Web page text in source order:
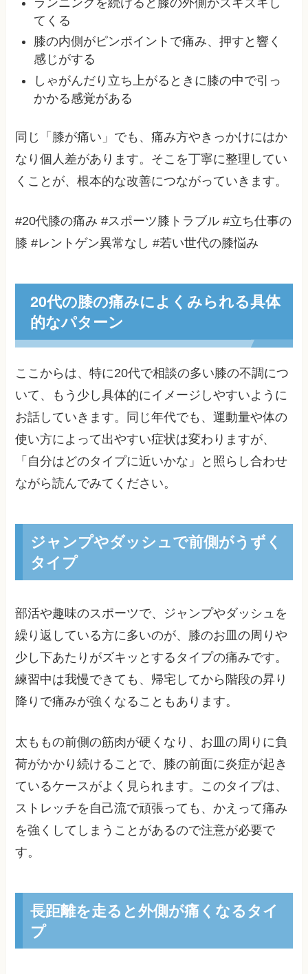
てくる
膝の内側がピンポイントで痛み、押すと響く
感じがする
しゃがんだり立ち上がるときに膝の中で引っ
かかる感覚がある
同じ「膝が痛い」でも、痛み方やきっかけにはか
なり個人差があります。そこを丁寧に整理してい
くことが、根本的な改善につながっていきます。
#20代膝の痛み #スポーツ膝トラブル #立ち仕事の
膝 #レントゲン異常なし #若い世代の膝悩み
20代の膝の痛みによくみられる具体
的なパターン
ここからは、特に20代で相談の多い膝の不調につ
いて、もう少し具体的にイメージしやすいように
お話していきます。同じ年代でも、運動量や体の
使い方によって出やすい症状は変わりますが、
「自分はどのタイプに近いかな」と照らし合わせ
ながら読んでみてください。
ジャンプやダッシュで前側がうずく
タイプ
部活や趣味のスポーツで、ジャンプやダッシュを
繰り返している方に多いのが、膝のお皿の周りや
少し下あたりがズキッとするタイプの痛みです。
練習中は我慢できても、帰宅してから階段の昇り
降りで痛みが強くなることもあります。
太ももの前側の筋肉が硬くなり、お皿の周りに負
荷がかかり続けることで、膝の前面に炎症が起き
ているケースがよく見られます。このタイプは、
ストレッチを自己流で頑張っても、かえって痛み
を強くしてしまうことがあるので注意が必要で
す。
長距離を走ると外側が痛くなるタイ
プ